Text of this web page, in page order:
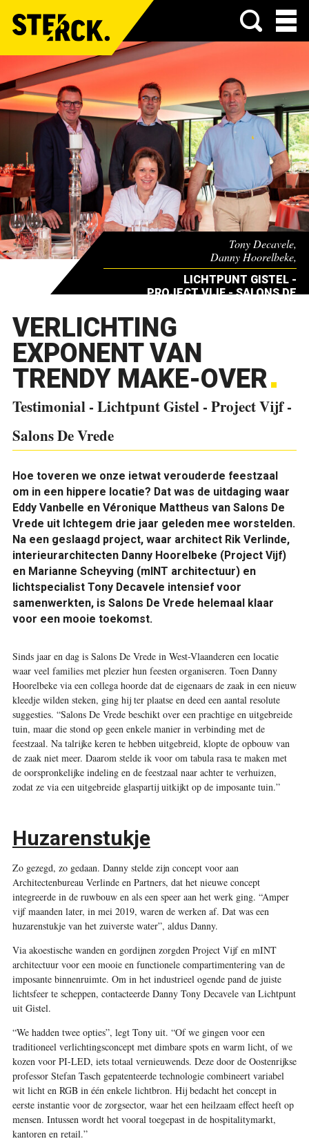
Menu
Tony Decavele,
Danny Hoorelbeke,
Eddy Vanbelle
& Véronique Mattheus
LICHTPUNT GISTEL -
PROJECT VIJF - SALONS DE
VERLICHTING
EXPONENT VAN
TRENDY MAKE-OVER
Testimonial - Lichtpunt Gistel - Project Vijf -
Salons De Vrede
Hoe toveren we onze ietwat verouderde feestzaal
om in een hippere locatie? Dat was de uitdaging waar
Eddy Vanbelle en Véronique Mattheus van Salons De
Vrede uit Ichtegem drie jaar geleden mee worstelden.
Na een geslaagd project, waar architect Rik Verlinde,
interieurarchitecten Danny Hoorelbeke (Project Vijf)
en Marianne Scheyving (mINT architectuur) en
lichtspecialist Tony Decavele intensief voor
samenwerkten, is Salons De Vrede helemaal klaar
voor een mooie toekomst.
Sinds jaar en dag is Salons De Vrede in West-Vlaanderen een locatie
waar veel families met plezier hun feesten organiseren. Toen Danny
Hoorelbeke via een collega hoorde dat de eigenaars de zaak in een nieuw
kleedje wilden steken, ging hij ter plaatse en deed een aantal resolute
suggesties. “Salons De Vrede beschikt over een prachtige en uitgebreide
tuin, maar die stond op geen enkele manier in verbinding met de
feestzaal. Na talrijke keren te hebben uitgebreid, klopte de opbouw van
de zaak niet meer. Daarom stelde ik voor om tabula rasa te maken met
de oorspronkelijke indeling en de feestzaal naar achter te verhuizen,
zodat ze via een uitgebreide glaspartij uitkijkt op de imposante tuin.”
Huzarenstukje
Zo gezegd, zo gedaan. Danny stelde zijn concept voor aan
Architectenbureau Verlinde en Partners, dat het nieuwe concept
integreerde in de ruwbouw en als een speer aan het werk ging. “Amper
vijf maanden later, in mei 2019, waren de werken af. Dat was een
huzarenstukje van het zuiverste water”, aldus Danny.
Via akoestische wanden en gordijnen zorgden Project Vijf en mINT
architectuur voor een mooie en functionele compartimentering van de
imposante binnenruimte. Om in het industrieel ogende pand de juiste
lichtsfeer te scheppen, contacteerde Danny Tony Decavele van Lichtpunt
uit Gistel.
“We hadden twee opties”, legt Tony uit. “Of we gingen voor een
traditioneel verlichtingsconcept met dimbare spots en warm licht, of we
kozen voor PI-LED, iets totaal vernieuwends. Deze door de Oostenrijkse
professor Stefan Tasch gepatenteerde technologie combineert variabel
wit licht en RGB in één enkele lichtbron. Hij bedacht het concept in
eerste instantie voor de zorgsector, waar het een heilzaam effect heeft op
mensen. Intussen wordt het vooral toegepast in de hospitalitymarkt,
kantoren en retail.”